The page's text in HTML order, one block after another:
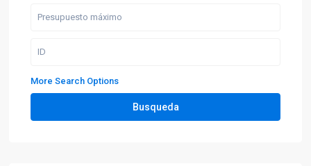
More Search Options
Busqueda